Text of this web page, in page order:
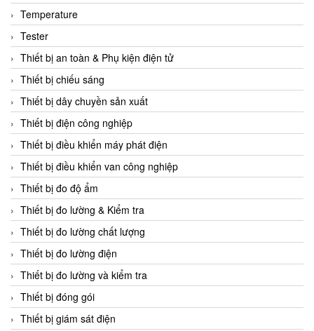
CAREL Parts
CCS
CD Automation
CEAG Sicherheitst
CEIA Vietnam
Celduc Vietnam
Cemb
Centec GmbH
CEQUBE
CHAUVIN ARNOUX
Checkline
Chino
Chiyoda Seiki
Chiyoda-Tsusho
Chongqing Huaneng
Temperature
Tester
Thiết bị an toàn & Phụ kiện điện tử
Thiết bị chiếu sáng
Thiết bị dây chuyền sản xuất
Thiết bị điện công nghiệp
Thiết bị điều khiển máy phát điện
Thiết bị điều khiển van công nghiệp
Thiết bị đo độ ẩm
Thiết bị đo lường & Kiểm tra
Thiết bị đo lường chất lượng
Thiết bị đo lường điện
Thiết bị đo lường và kiểm tra
Thiết bị đóng gói
Thiết bị giám sát điện